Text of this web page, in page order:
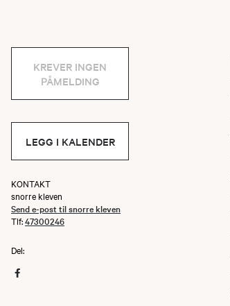
KREVER INGEN
PÅMELDING
LEGG I KALENDER
KONTAKT
snorre kleven
Send e-post til snorre kleven
Tlf:47300246
Del: